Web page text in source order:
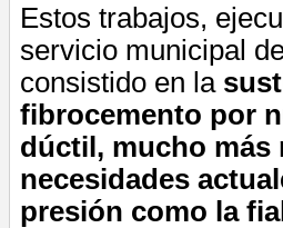
Estos trabajos,
servicio municipal
consistido en la
fibrocemento por
dúctil, mucho más
necesidades
presión como la